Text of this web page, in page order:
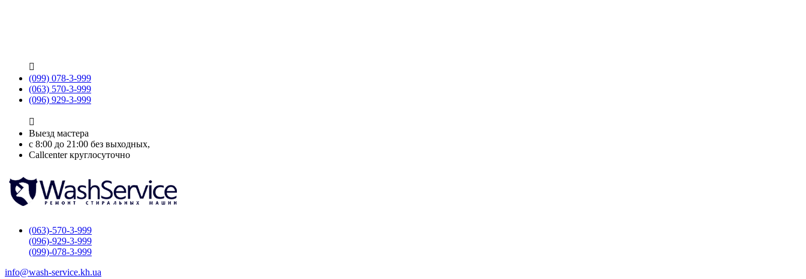

(099) 078-3-999
(063) 570-3-999
(096) 929-3-999

Выезд мастера
с 8:00 до 21:00 без выходных,
Callcenter круглосуточно
(063)-570-3-999
(096)-929-3-999
(099)-078-3-999
info@wash-service.kh.ua